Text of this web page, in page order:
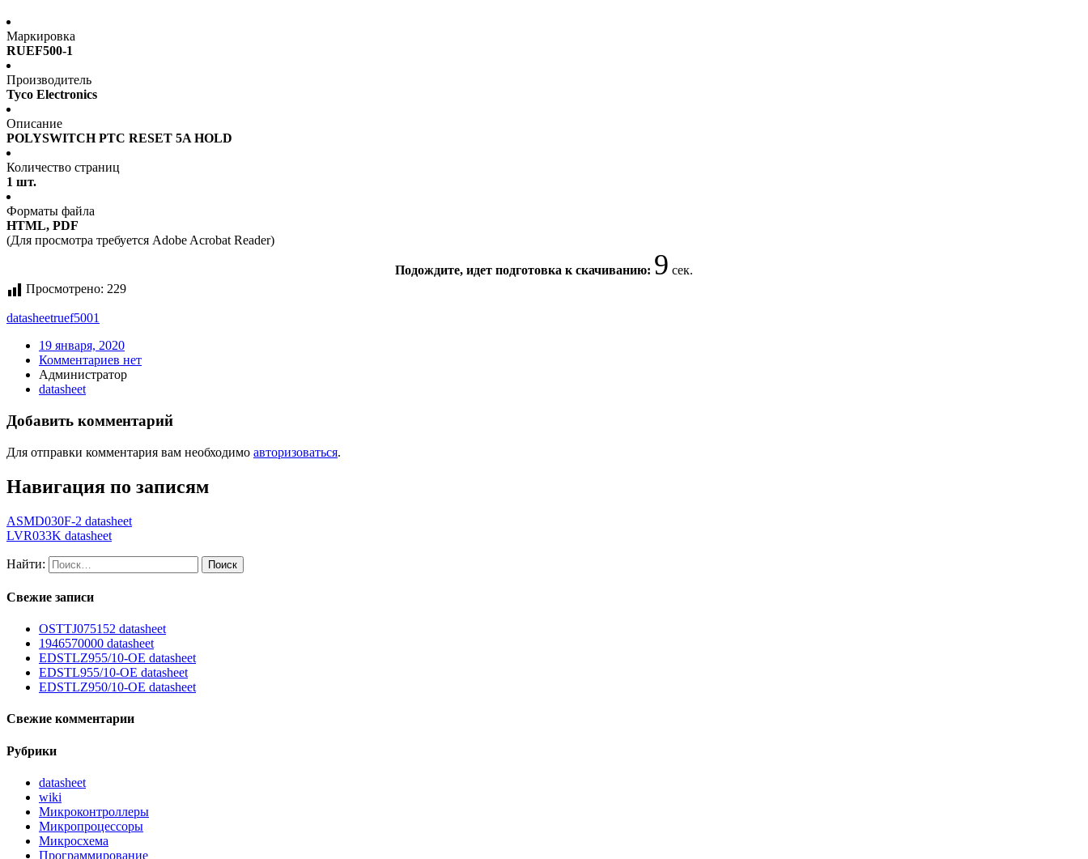
Маркировка
RUEF500-1
Производитель
Tyco Electronics
Описание
POLYSWITCH PTC RESET 5A HOLD
Количество страниц
1 шт.
Форматы файла
HTML, PDF
(Для просмотра требуется Adobe Acrobat Reader)
Подождите, идет подготовка к скачиванию: 8 сек.
Просмотрено: 229
datasheetruef5001
19 января, 2020
Комментариев нет
Администратор
datasheet
Добавить комментарий
Для отправки комментария вам необходимо авторизоваться.
Навигация по записям
ASMD030F-2 datasheet
LVR033K datasheet
Найти:
Свежие записи
OSTTJ075152 datasheet
1946570000 datasheet
EDSTLZ955/10-OE datasheet
EDSTL955/10-OE datasheet
EDSTLZ950/10-OE datasheet
Свежие комментарии
Рубрики
datasheet
wiki
Микроконтроллеры
Микропроцессоры
Микросхема
Программирование